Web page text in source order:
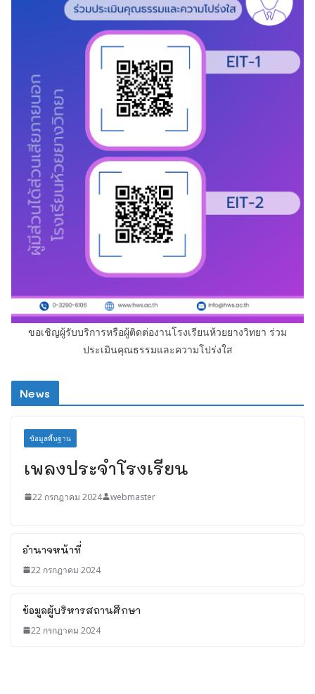
ขอเชิญผู้รับบริการหรือผู้ติดต่องานโรงเรียนห้วยยางวิทยา ร่วม
ประเมินคุณธรรมและความโปร่งใส
News
ข้อมูลพื้นฐาน
เพลงประจำโรงเรียน
22 กรกฎาคม 2024 webmaster
อำนาจหน้าที่
22 กรกฎาคม 2024
ข้อมูลผู้บริหารสถานศึกษา
22 กรกฎาคม 2024